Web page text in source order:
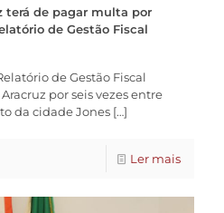
terá de pagar multa por
de Gestão Fiscal
de Gestão Fiscal
por seis vezes entre
da cidade Jones […]
Ler mais